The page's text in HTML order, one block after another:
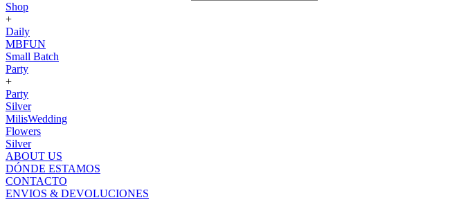
Shop
+
Daily
MBFUN
Small Batch
Party
+
Party
Silver
MilisWedding
Flowers
Silver
ABOUT US
DÓNDE ESTAMOS
CONTACTO
ENVIOS & DEVOLUCIONES